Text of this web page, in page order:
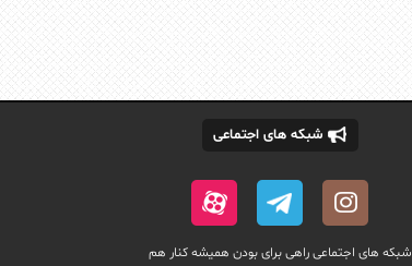
شبکه های اجتماعی
شبکه های اجتماعی راهی برای بودن همیشه کنار هم